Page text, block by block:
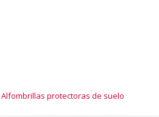
Alfombrillas protectoras de suelo